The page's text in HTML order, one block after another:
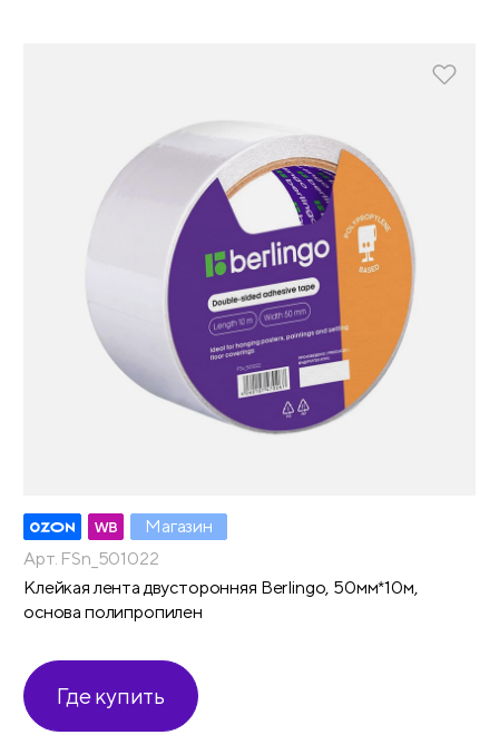
Магазин
Арт. FSn_501022
Клейкая лента двусторонняя Berlingo, 50мм*10м,
основа полипропилен
Где купить